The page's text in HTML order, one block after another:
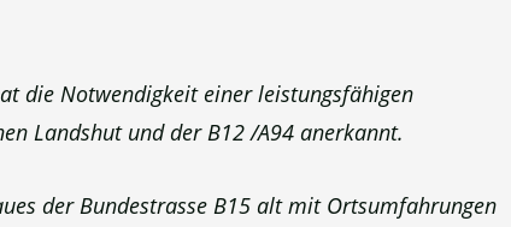
die Notwendigkeit einer leistungsfähigen
Landshut und der B12 /A94 anerkannt.
der Bundestrasse B15 alt mit Ortsumfahrungen